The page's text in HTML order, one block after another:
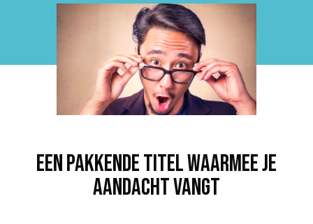
Een pakkende titel waarmee je
aandacht vangt